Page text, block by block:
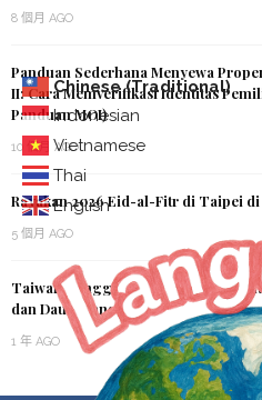
Chinese (Traditional)
Indonesian
Vietnamese
Thai
English
8 個月 AGO
Panduan Sederhana Menyewa
II: Cara Memverifikasi Identitas
Panduan MOI)
10 個月 AGO
Rayakan 2026 Eid-al-Fitr di Taipei
5 個月 AGO
Taiwan Longgarkan Aturan
dan Daur Ulang
1 年 AGO